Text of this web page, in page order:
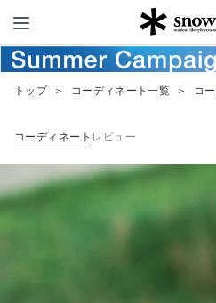
Snow
トップ ＞ コーディネート一覧 ＞ コ
コーディネート レビュー